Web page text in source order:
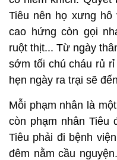
Tiêu nên họ xưng
cao hứng còn gọi
ruột thịt... Từ ngày
sớm tối chú cháu rủ
hẹn ngày ra trại sẽ
Mỗi phạm nhân là
còn phạm nhân Tiêu
Tiêu phải đi bệnh
đêm nằm cầu